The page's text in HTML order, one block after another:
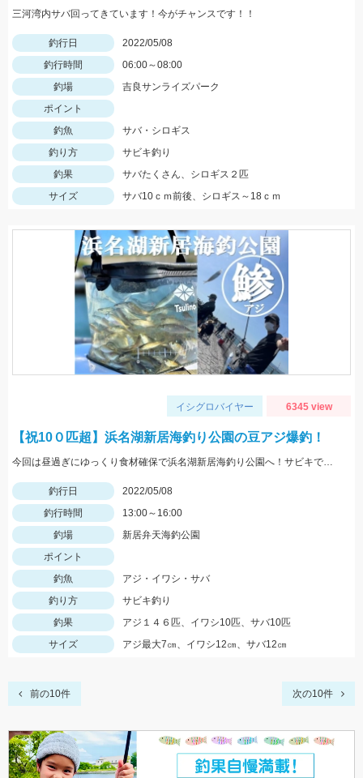
三河湾内サバ回ってきています！今がチャンスです！！
釣行日
2022/05/08
釣行時間
06:00～08:00
釣場
吉良サンライズパーク
ポイント
釣魚
サバ・シロギス
釣り方
サビキ釣り
釣果
サバたくさん、シロギス２匹
サイズ
サバ10ｃｍ前後、シロギス～18ｃｍ
イシグロバイヤー 6345 view
【祝10０匹超】浜名湖新居海釣り公園の豆アジ爆釣！
今回は昼過ぎにゆっくり食材確保で浜名湖新居海釣り公園へ！サビキでアジやサバ、イワシが大漁！！！
釣行日
2022/05/08
釣行時間
13:00～16:00
釣場
新居弁天海釣公園
ポイント
釣魚
アジ・イワシ・サバ
釣り方
サビキ釣り
釣果
アジ１４６匹、イワシ10匹、サバ10匹
サイズ
アジ最大7㎝、イワシ12㎝、サバ12㎝
前の10件 次の10件